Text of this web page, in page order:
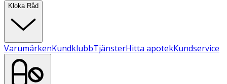
Kloka Råd
VarumärkenKundklubbTjänsterHitta apotekKundservice